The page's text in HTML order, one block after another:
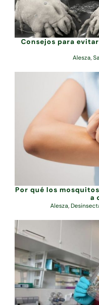
Consejos para
Alesza,
Por qué los
a
Alesza,